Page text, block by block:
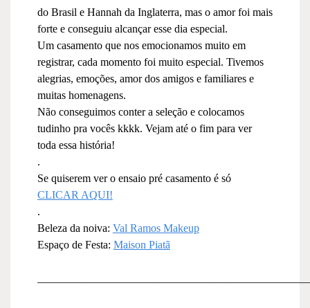
do Brasil e Hannah da Inglaterra, mas o amor foi mais
forte e conseguiu alcançar esse dia especial.
Um casamento que nos emocionamos muito em
registrar, cada momento foi muito especial. Tivemos
alegrias, emoções, amor dos amigos e familiares e
muitas homenagens.
Não conseguimos conter a seleção e colocamos
tudinho pra vocês kkkk. Vejam até o fim para ver
toda essa história!
.
Se quiserem ver o ensaio pré casamento é só
CLICAR AQUI!
.
Beleza da noiva: Val Ramos Makeup
Espaço de Festa: Maison Piatã